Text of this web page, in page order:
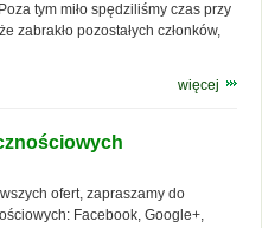
tym miło spędziliśmy czas przy
zabrakło pozostałych członków,
więcej
ofert, zapraszamy do
Facebook, Google+,